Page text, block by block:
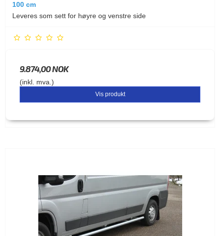
100 cm
Leveres som sett for høyre og venstre side
9.874,00 NOK
(inkl. mva.)
Vis produkt